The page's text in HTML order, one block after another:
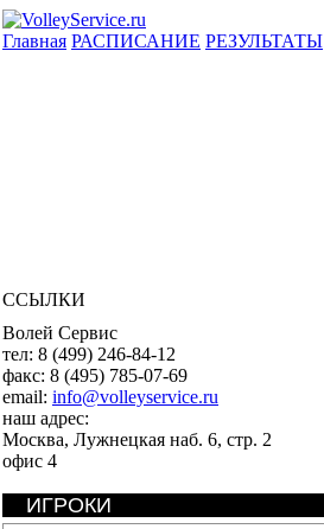
Главная РАСПИСАНИЕ РЕЗУЛЬТАТЫ
ССЫЛКИ
Волей Сервис
тел: 8 (499) 246-84-12
факс: 8 (495) 785-07-69
email: info@volleyservice.ru
наш адрес:
Москва, Лужнецкая наб. 6, стр. 2
офис 4
ИГРОКИ